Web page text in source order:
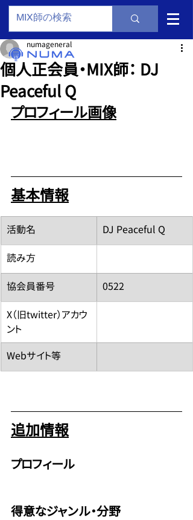
個人正会員・MIX師： DJ
Peaceful Q
numageneral
プロフィール画像
基本情報
​活動名 DJ Peaceful Q
読み方
​協会員番号 0522
​X（旧twitter）アカウ
ント
​Webサイト等
追加情報
プロフィール
得意なジャンル・分野